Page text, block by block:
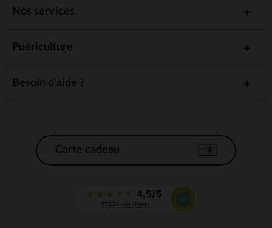
Nos services
Puériculture
Besoin d'aide ?
Carte cadeau